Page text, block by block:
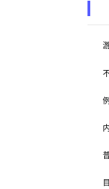
游
不
例
内
普
目